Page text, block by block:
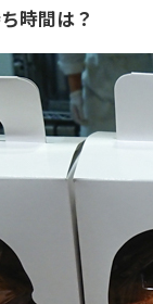
時間は？